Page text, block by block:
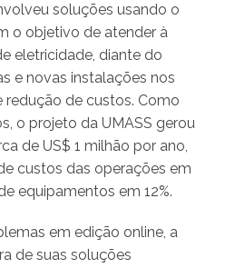
soluções usando o
o objetivo de atender à
eletricidade, diante do
e novas instalações nos
redução de custos. Como
o projeto da UMASS gerou
de US$ 1 milhão por ano,
custos das operações em
equipamentos em 12%.
em edição online, a
de suas soluções